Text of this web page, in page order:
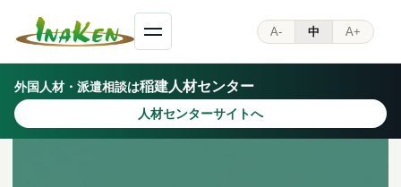
A- 中 A+
外国人材・派遣相談は稲建人材センター
人材センターサイトへ